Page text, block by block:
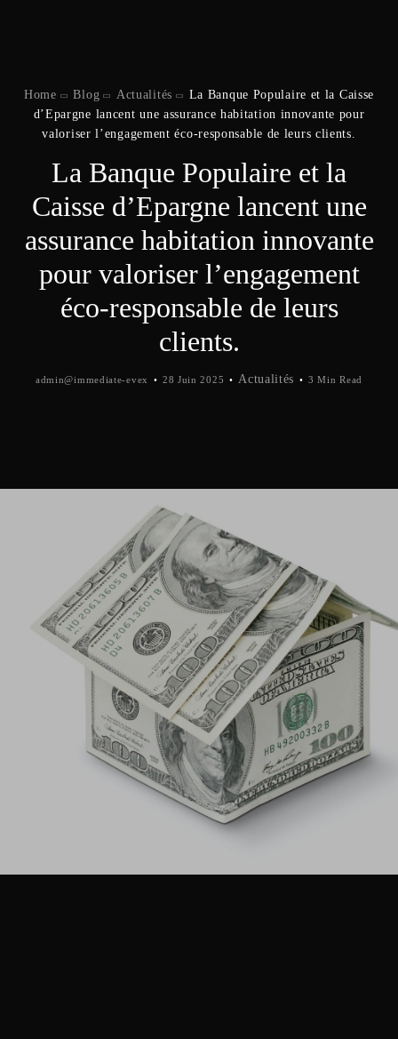
Home Blog Actualités
La Banque Populaire et la Caisse
d’Epargne lancent une assurance habitation innovante pour
valoriser l’engagement éco-responsable de leurs clients.
La Banque Populaire et la
Caisse d’Epargne lancent une
assurance habitation innovante
pour valoriser l’engagement
éco-responsable de leurs
clients.
admin@immediate-evex 28 Juin 2025 Actualités 3 Min Read